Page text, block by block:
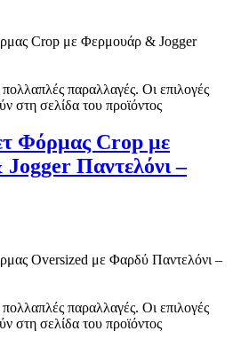
παραλλαγές. Οι επιλογές
στη σελίδα του προϊόντος
Φόρμας Crop με
Παντελόνι –
παραλλαγές. Οι επιλογές
στη σελίδα του προϊόντος